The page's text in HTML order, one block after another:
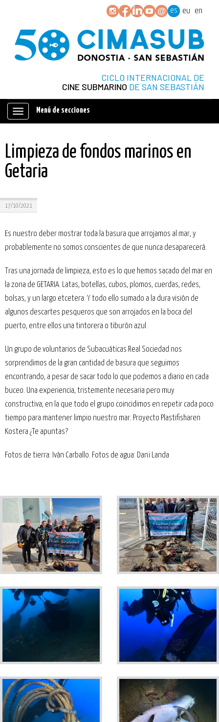
es eu en
CICLO INTERNACIONAL DE
CINE SUBMARINO DE SAN SEBASTIÁN
Mostrar/ocultar
Menú de secciones
Limpieza de fondos marinos en
Getaria
17/10/2021
Es nuestro deber mostrar toda la basura que arrojamos al mar, y
probablemente no somos conscientes de que nunca desaparecerá.
Tras una jornada de limpieza, esto es lo que hemos sacado del mar en
la zona de GETARIA. Latas, botellas, cubos, plomos, cuerdas, redes,
bolsas, y un largo etcetera. Y todo ello sumado a la dura visión de
algunos descartes pesqueros que son arrojados en la boca del
puerto, entre ellos una tintorera o tiburón azul.
Un grupo de voluntarios de Subacuáticas Real Sociedad nos
sorprendimos de la gran cantidad de basura que seguimos
encontrando, a pesar de sacar todo lo que podemos a diario en cada
buceo. Una experiencia, tristemente necesaria pero muy
constructiva, en la que todo el grupo coincidimos en repetir cada poco
tiempo para mantener limpio nuestro mar. Proyecto Plastifisharen
Kostera ¿Te apuntas?
Fotos de tierra: Iván Carballo. Fotos de agua: Dani Landa